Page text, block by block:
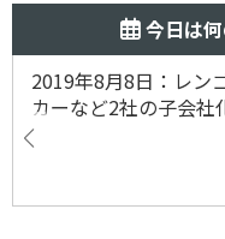
今日は
2019年8月8日：レン
カーなど2社の子会社